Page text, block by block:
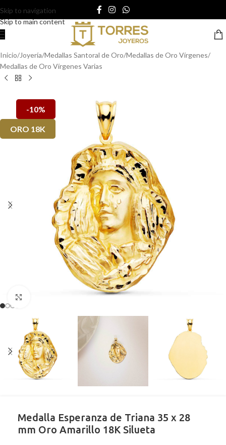
Skip to navigation
Skip to main content
Inicio/Joyería/Medallas Santoral de Oro/Medallas de Oro Vírgenes/
Medallas de Oro Vírgenes Varias
-10%
ORO 18K
Medalla Esperanza de Triana 35 x 28
mm Oro Amarillo 18K Silueta